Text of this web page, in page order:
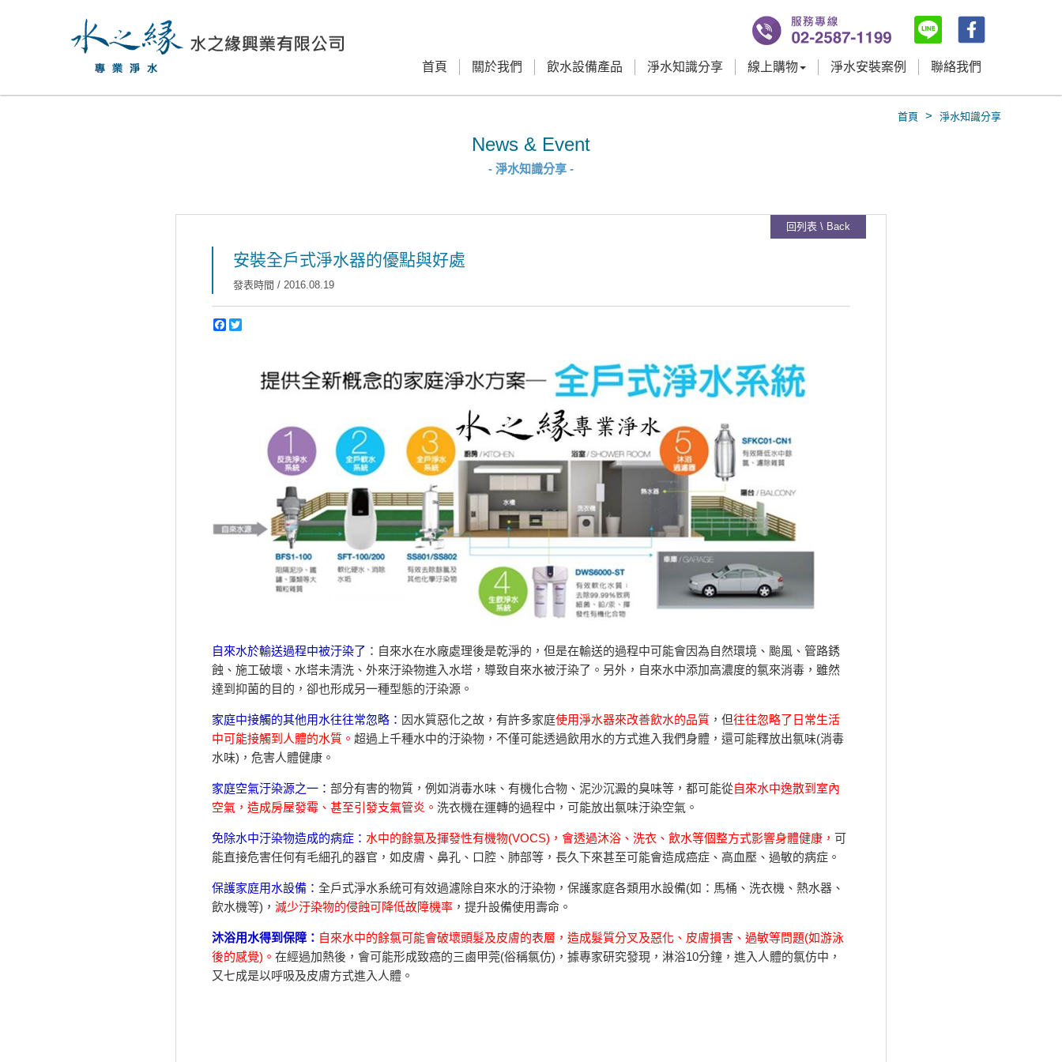
首頁 關於我們 飲水設備產品 淨水知識分享 線上購物 淨水安裝案例 聯絡我們
首頁 > 淨水知識分享
News & Event
- 淨水知識分享 -
安裝全戶式淨水器的優點與好處
發表時間 / 2016.08.19
自來水於輸送過程中被汙染了 ：自來水在水廠處理後是乾淨的，但是在輸送的過程中可能會因為自然環境、颱風、管路銹
蝕、施工破壞、水塔未清洗、外來汙染物進入水塔，導致自來水被汙染了。另外，自來水中添加高濃度的氯來消毒，雖然
達到抑菌的目的，卻也形成另一種型態的汙染源。
家庭中接觸的其他用水往往常忽略： 因水質惡化之故，有許多家庭使用淨水器來改善飲水的品質 ，但往往忽略了日常生活
中可能接觸到人體的水質。 超過上千種水中的汙染物，不僅可能透過飲用水的方式進入我們身體，還可能釋放出氯味(消毒
水味)，危害人體健康。
家庭空氣汙染源之一： 部分有害的物質，例如消毒水味、有機化合物、泥沙沉澱的臭味等，都可能從自來水中逸散到室內
空氣，造成房屋發霉、甚至引發支氣管炎。 洗衣機在運轉的過程中，可能放出氯味汙染空氣。
免除水中汙染物造成的病症： 水中的餘氯及揮發性有機物(VOCS)，會透過沐浴、洗衣、飲水等個整方式影響身體健康， 可
能直接危害任何有毛細孔的器官，如皮膚、鼻孔、口腔、肺部等，長久下來甚至可能會造成癌症、高血壓、過敏的病症。
保護家庭用水設備： 全戶式淨水系統可有效過濾除自來水的汙染物，保護家庭各類用水設備(如：馬桶、洗衣機、熱水器、
飲水機等)， 減少汙染物的侵蝕可降低故障機率 ，提升設備使用壽命。
沐浴用水得到保障： 自來水中的餘氯可能會破壞頭髮及皮膚的表層，造成髮質分叉及惡化、皮膚損害、過敏等問題(如游泳
後的感覺)。 在經過加熱後，會可能形成致癌的三鹵甲莞(俗稱氯仿)，據專家研究發現，淋浴10分鐘，進入人體的氯仿中，
又七成是以呼吸及皮膚方式進入人體。
回列表 \ Back